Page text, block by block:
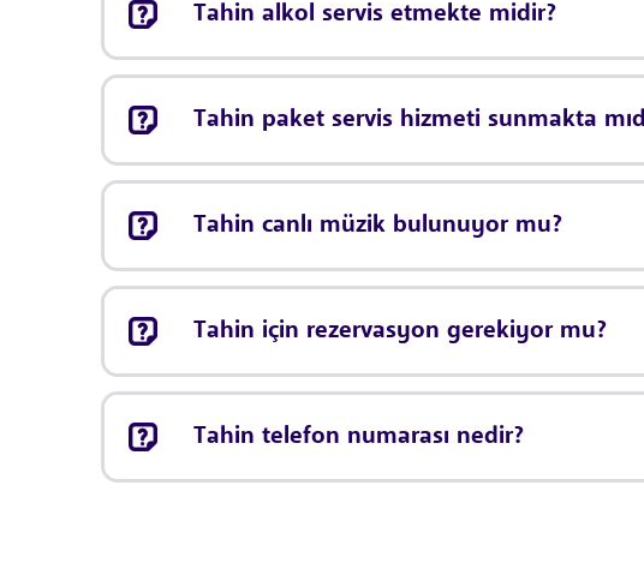
Tahin alkol servis etmekte midir?
Tahin paket servis hizmeti sunmakta
Tahin canlı müzik bulunuyor mu?
Tahin için rezervasyon gerekiyor mu?
Tahin telefon numarası nedir?